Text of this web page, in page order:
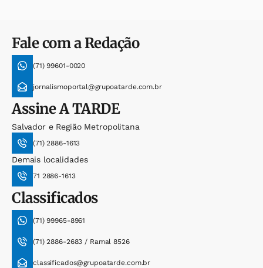
Fale com a Redação
(71) 99601-0020
jornalismoportal@grupoatarde.com.br
AssineA TARDE
Salvador e Região Metropolitana
(71) 2886-1613
Demais localidades
71 2886-1613
Classificados
(71) 99965-8961
(71) 2886-2683 / Ramal 8526
classificados@grupoatarde.com.br